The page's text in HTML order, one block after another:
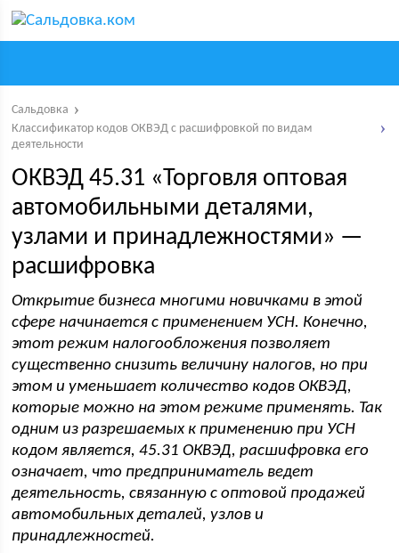
Сальдовка
Классификатор кодов ОКВЭД с расшифровкой по видам
деятельности
ОКВЭД 45.31 «Торговля оптовая
автомобильными деталями,
узлами и принадлежностями» —
расшифровка
Открытие бизнеса многими новичками в этой
сфере начинается с применением УСН. Конечно,
этот режим налогообложения позволяет
существенно снизить величину налогов, но при
этом и уменьшает количество кодов ОКВЭД,
которые можно на этом режиме применять. Так
одним из разрешаемых к применению при УСН
кодом является, 45.31 ОКВЭД, расшифровка его
означает, что предприниматель ведет
деятельность, связанную с оптовой продажей
автомобильных деталей, узлов и
принадлежностей.